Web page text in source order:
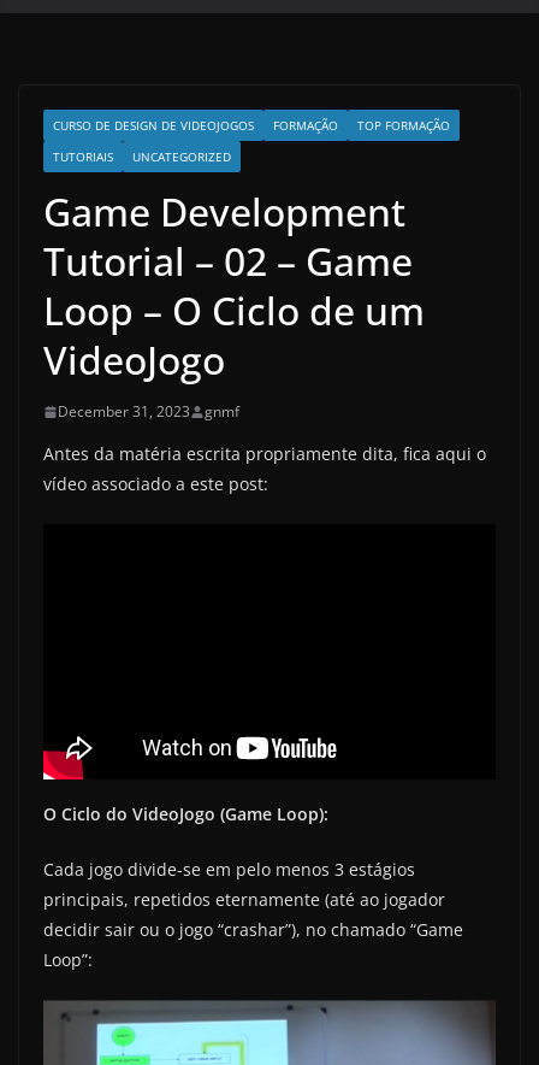
CURSO DE DESIGN DE VIDEOJOGOS FORMAÇÃO
TOP FORMAÇÃO
TUTORIAIS
UNCATEGORIZED
Game Development
Tutorial – 02 – Game
Loop – O Ciclo de um
VideoJogo
December 31, 2023 gnmf
Antes da matéria escrita propriamente dita, fica aqui o
vídeo associado a este post:
O Ciclo do VideoJogo (Game Loop):
Cada jogo divide-se em pelo menos 3 estágios
principais, repetidos eternamente (até ao jogador
decidir sair ou o jogo “crashar”), no chamado “Game
Loop”: